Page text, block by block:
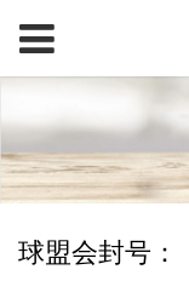
球盟会封号：